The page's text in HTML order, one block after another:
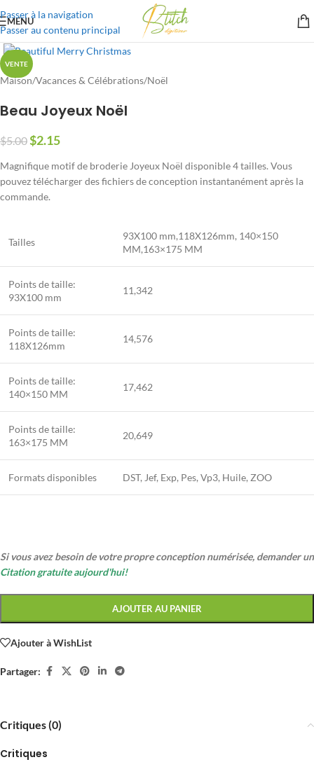
Passer à la navigation
Passer au contenu principal
MENU
VENTE
Maison/Vacances & Célébrations/Noël
Beau Joyeux Noël
$5.00$2.15
Magnifique motif de broderie Joyeux Noël disponible 4 tailles. Vous
pouvez télécharger des fichiers de conception instantanément après la
commande.
Tailles
93X100 mm,118X126mm, 140×150
MM,163×175 MM
Points de taille:
93X100 mm
11,342
Points de taille:
118X126mm
14,576
Points de taille:
140×150 MM
17,462
Points de taille:
163×175 MM
20,649
Formats disponibles DST, Jef, Exp, Pes, Vp3, Huile, ZOO
Si vous avez besoin de votre propre conception numérisée, demander un
Citation gratuite aujourd'hui!
AJOUTER AU PANIER
Ajouter à WishList
Partager:
Critiques (0)
Critiques